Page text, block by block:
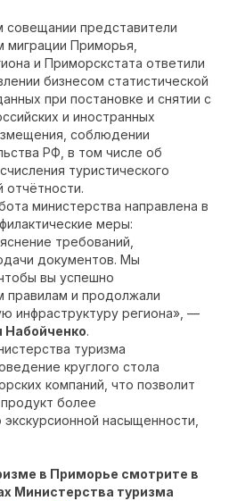
представители
миграции Приморья,
и Приморскстата ответили
бизнесом статистической
при постановке и снятии с
и иностранных
соблюдении
РФ, в том числе об
туристического
отчётности.
министерства направлена в
меры:
требований,
документов. Мы
вы успешно
правилам и продолжали
инфраструктуру региона», —
Набойченко.
туризма
круглого стола
компаний, что позволит
более
насыщенности,
в Приморье смотрите в
Министерства туризма